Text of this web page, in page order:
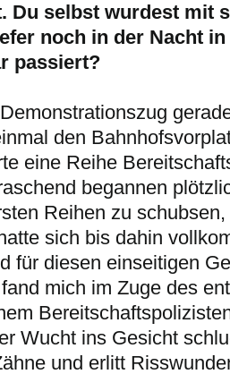
Du selbst wurdest mit
noch in der Nacht
passiert?
den
eine Reihe
begannen
Reihen zu
sich bis dahin
für diesen einseitigen
mich im Zuge des
Wucht ins Gesicht
und erlitt